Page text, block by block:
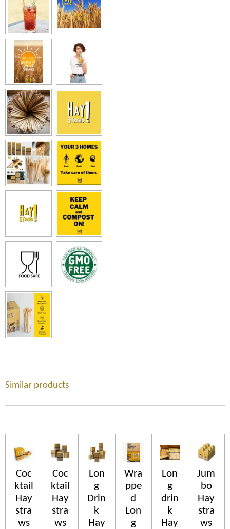
Similar products
Coc
ktail
Hay
stra
ws
Coc
ktail
Hay
stra
ws
Lon
g
Drin
k
Hay
Wra
ppe
d
Lon
g
Lon
g
drin
k
Hay
Jum
bo
Hay
stra
ws